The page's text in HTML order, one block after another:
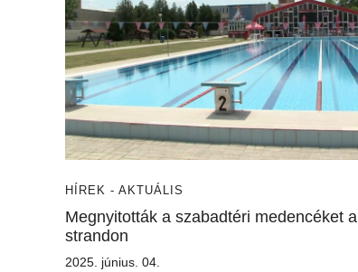
HÍREK - AKTUÁLIS
Megnyitották a szabadtéri medencéket a
strandon
2025. június. 04.